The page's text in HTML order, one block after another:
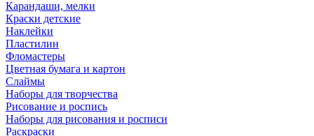
Карандаши, мелки
Краски детские
Наклейки
Пластилин
Фломастеры
Цветная бумага и картон
Слаймы
Наборы для творчества
Рисование и роспись
Наборы для рисования и росписи
Раскраски